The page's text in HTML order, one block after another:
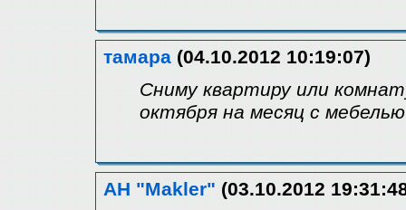
тамара (04.10.2012 10:19:07)
Сниму квартиру или
октября на месяц с мебелью
АН "Makler" (03.10.2012